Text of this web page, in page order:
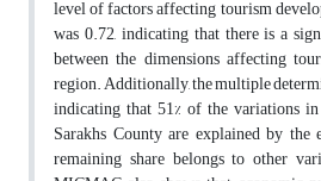
level of factors affecting tourism
was 0.72, indicating that there is a
between the dimensions affecting
region. Additionally, the multiple
indicating that 51% of the variations
Sarakhs County are explained by the
remaining share belongs to other